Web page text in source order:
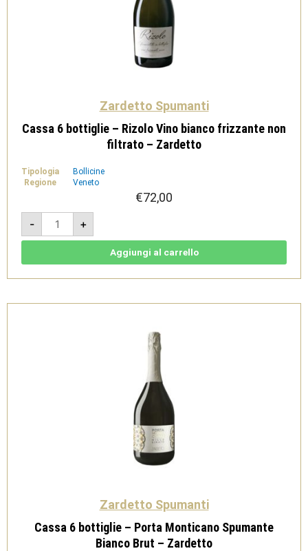
Zardetto Spumanti
Cassa 6 bottiglie – Rizolo Vino bianco frizzante non
filtrato – Zardetto
Tipologia
Bollicine
Regione
Veneto
€72,00
-
Cassa
bottiglie
-
frizzante
-
+
Aggiungi al carrello
Zardetto Spumanti
Cassa 6 bottiglie – Porta Monticano Spumante
Bianco Brut – Zardetto